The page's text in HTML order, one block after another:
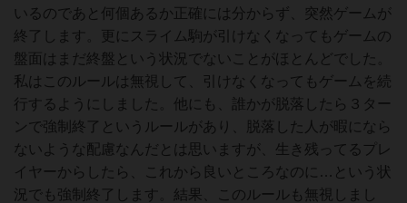
いるのであと何個あるか正確には分からず、突然ゲームが
終了します。更にスライム駒が引けなくなってもゲームの
盤面はまだ終盤という状況でないことがほとんどでした。
私はこのルールは無視して、引けなくなってもゲームを続
行するようにしました。他にも、誰かが脱落したら３ター
ンで強制終了というルールがあり、脱落した人が暇になら
ないような配慮なんだとは思いますが、生き残ってるプレ
イヤーからしたら、これから良いところなのに…という状
況でも強制終了します。結果、このルールも無視しまし